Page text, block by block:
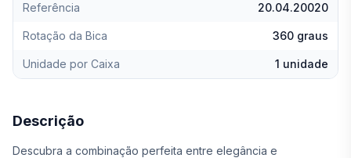
Referência 20.04.20020
Rotação da Bica 360 graus
Unidade por Caixa 1 unidade
Descrição
Descubra a combinação perfeita entre elegância e